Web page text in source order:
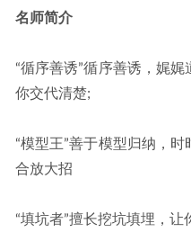
名师简介
“循序善诱”循序善诱，娓
你交代清楚;
“模型王”善于模型归纳，
合放大招
“填坑者”擅长挖坑填埋，让